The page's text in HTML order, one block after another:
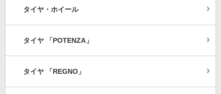
タイヤ・ホイール
タイヤ 「POTENZA」
タイヤ 「REGNO」